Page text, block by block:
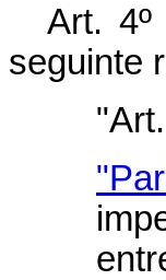
Art.
seguinte